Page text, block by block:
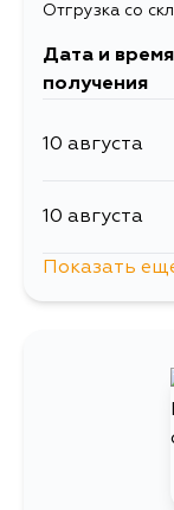
Отгрузка со
Дата и время
получения
10 августа
10 августа
Показать